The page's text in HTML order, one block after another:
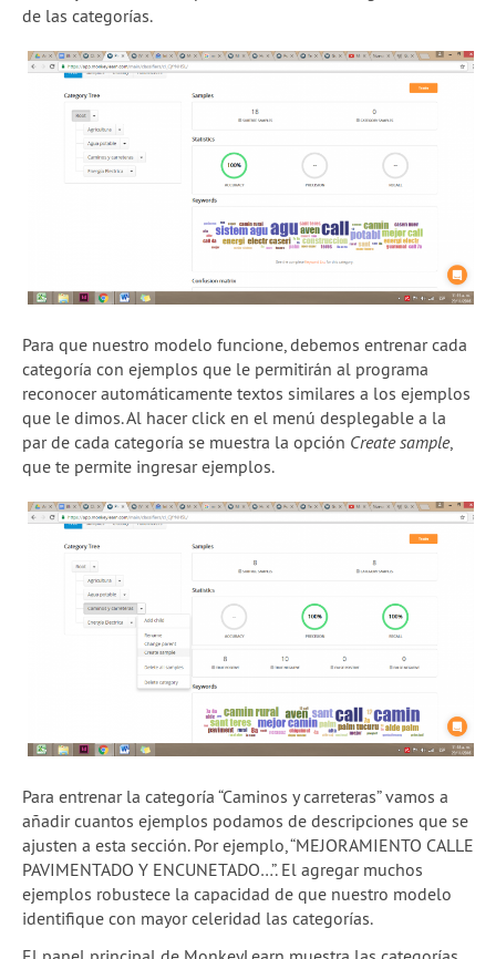
de las categorías.
Para que nuestro modelo funcione, debemos entrenar cada
categoría con ejemplos que le permitirán al programa
reconocer automáticamente textos similares a los ejemplos
que le dimos. Al hacer click en el menú desplegable a la
par de cada categoría se muestra la opción Create sample,
que te permite ingresar ejemplos.
Para entrenar la categoría “Caminos y carreteras” vamos a
añadir cuantos ejemplos podamos de descripciones que se
ajusten a esta sección. Por ejemplo, “MEJORAMIENTO CALLE
PAVIMENTADO Y ENCUNETADO…”. El agregar muchos
ejemplos robustece la capacidad de que nuestro modelo
identifique con mayor celeridad las categorías.